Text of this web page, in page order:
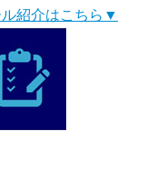
紹介はこちら▼